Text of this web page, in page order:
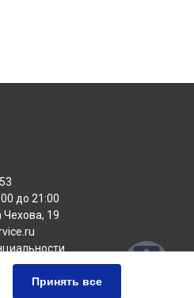
до 21:00
Чехова, 19
Принять все